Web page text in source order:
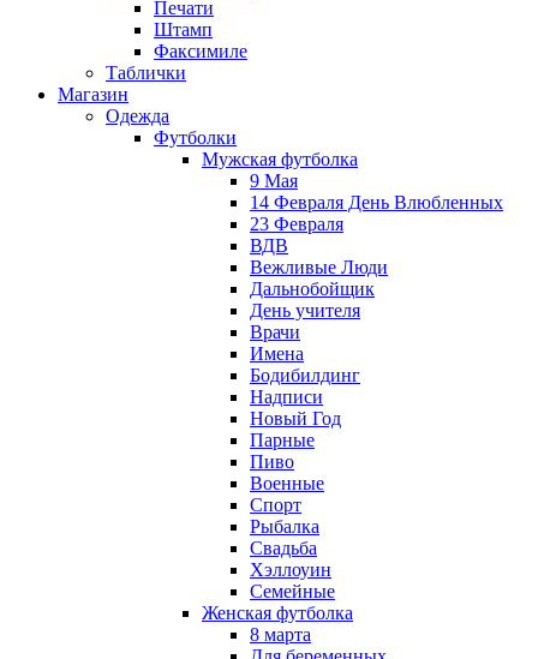
Печати
Штамп
Факсимиле
Таблички
Магазин
Одежда
Футболки
Мужская футболка
9 Мая
14 Февраля День Влюбленных
23 Февраля
ВДВ
Вежливые Люди
Дальнобойщик
День учителя
Врачи
Имена
Бодибилдинг
Надписи
Новый Год
Парные
Пиво
Военные
Спорт
Рыбалка
Свадьба
Хэллоуин
Семейные
Женская футболка
8 марта